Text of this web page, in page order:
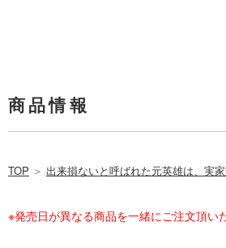
商品情報
TOP ＞ 出来損ないと呼ばれた元英雄は、実
※発売日が異なる商品を一緒にご注文頂い